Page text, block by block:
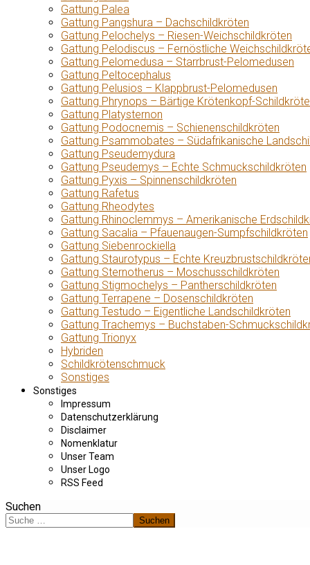
Gattung Palea
Gattung Pangshura – Dachschildkröten
Gattung Pelochelys – Riesen-Weichschildkröten
Gattung Pelodiscus – Fernöstliche
Gattung Pelomedusa – Starrbrust-Pelomedusen
Gattung Peltocephalus
Gattung Pelusios – Klappbrust-Pelomedusen
Gattung Phrynops – Bärtige Krötenkopf-
Gattung Platysternon
Gattung Podocnemis – Schienenschildkröten
Gattung Psammobates – Südafrikanische
Gattung Pseudemydura
Gattung Pseudemys – Echte Schmuckschildkröten
Gattung Pyxis – Spinnenschildkröten
Gattung Rafetus
Gattung Rheodytes
Gattung Rhinoclemmys – Amerikanische
Gattung Sacalia – Pfauenaugen-Sumpfschildkröten
Gattung Siebenrockiella
Gattung Staurotypus – Echte
Gattung Sternotherus – Moschusschildkröten
Gattung Stigmochelys – Pantherschildkröten
Gattung Terrapene – Dosenschildkröten
Gattung Testudo – Eigentliche Landschildkröten
Gattung Trachemys – Buchstaben-
Gattung Trionyx
Hybriden
Schildkrötenschmuck
Sonstiges
Sonstiges
Impressum
Datenschutzerklärung
Disclaimer
Nomenklatur
Unser Team
Unser Logo
RSS Feed
Suchen
Suchen